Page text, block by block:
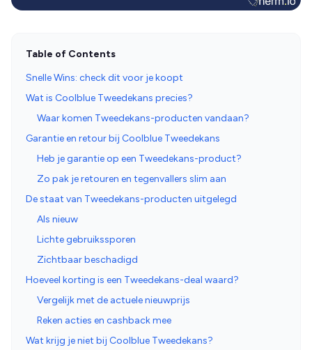
Table of Contents
Snelle Wins: check dit voor je koopt
Wat is Coolblue Tweedekans precies?
Waar komen Tweedekans-producten vandaan?
Garantie en retour bij Coolblue Tweedekans
Heb je garantie op een Tweedekans-product?
Zo pak je retouren en tegenvallers slim aan
De staat van Tweedekans-producten uitgelegd
Als nieuw
Lichte gebruikssporen
Zichtbaar beschadigd
Hoeveel korting is een Tweedekans-deal waard?
Vergelijk met de actuele nieuwprijs
Reken acties en cashback mee
Wat krijg je niet bij Coolblue Tweedekans?